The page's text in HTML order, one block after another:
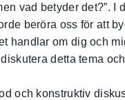
vad betyder det?”.
beröra oss för att
handlar om dig och
detta tema
och konstruktiv